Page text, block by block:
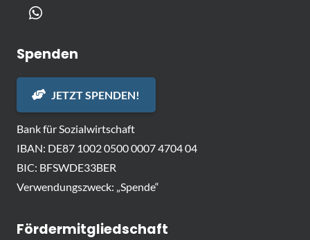
Spenden
JETZT SPENDEN!
Bank für Sozialwirtschaft
IBAN: DE87 1002 0500 0007 4704 04
BIC: BFSWDE33BER
Verwendungszweck: „Spende“
Fördermitgliedschaft